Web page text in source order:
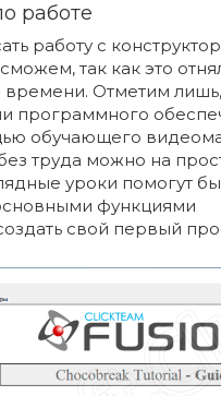
работе
работу с
так как это
Отметим лишь,
программного
обучающего
труда можно на
уроки помогут
функциями
свой первый